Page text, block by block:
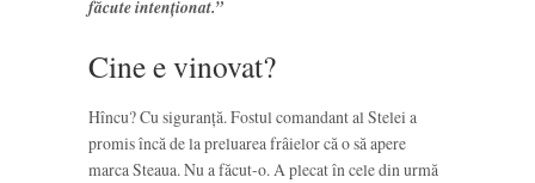
făcute intenționat.”
Cine e vinovat?
Hîncu? Cu siguranță. Fostul comandant al Stelei a
promis încă de la preluarea frâielor că o să apere
marca Steaua. Nu a făcut-o. A plecat în cele din urmă